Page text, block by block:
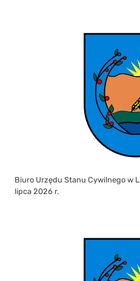
Biuro Urzędu Stanu Cywilnego w
lipca 2026 r.